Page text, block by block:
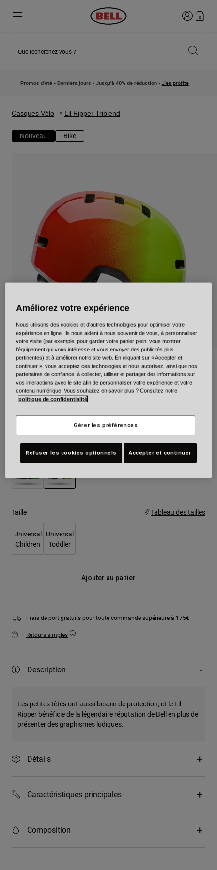
Nouveautés
Casques Motocross Enfant
Explorez Moto
Motocross
Adventure
Voir tout
Nouveautés
Lifestyle
Route et Gravel
Urbain
Pièces détachées
Connexion
0
Que recherchez-vous ?
Promos d'été - Derniers jours - Jusqu'à 40% de réduction - J'en profite
Casques Vélo Lil Ripper Triblend
Nouveau Bike
Lil Ripper Triblend
Article n°39202
49,99 €
Couleur -Orange Sunburst
Taille Tableau des tailles
Universal
Children
Universal
Toddler
Ajouter au panier
Frais de port gratuits pour toute commande supérieure à 175€
Retours simples
Description
Les petites têtes ont aussi besoin de protection, et le Lil
Ripper bénéficie de la légendaire réputation de Bell en plus de
présenter des graphismes ludiques.
Détails
Caractéristiques principales
Composition
Améliorez votre expérience
Nous utilisons des cookies et d'autres technologies pour optimiser votre
expérience en ligne. Ils nous aident à nous souvenir de vous, à personnaliser
votre visite (par exemple, pour garder votre panier plein, vous montrer
l'équipement qui vous intéresse et vous envoyer des publicités plus
pertinentes) et à améliorer notre site web. En cliquant sur « Accepter et
continuer », vous acceptez ces technologies et nous autorisez, ainsi que nos
partenaires de confiance, à collecter, utiliser et partager des informations sur
vos interactions avec le site afin de personnaliser votre expérience et votre
contenu numérique. Vous souhaitez en savoir plus ? Consultez notre
politique de confidentialité.
Gérer les préférences
Refuser les cookies optionnels Accepter et continuer